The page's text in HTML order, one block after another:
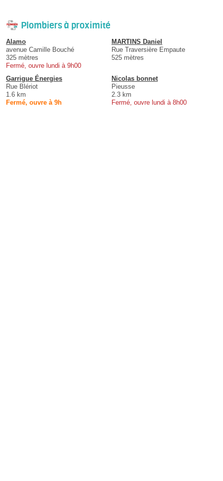
Plombiers à proximité
Alamo
avenue Camille Bouché
325 mètres
Fermé, ouvre lundi à 9h00
MARTINS Daniel
Rue Traversière Empaute
525 mètres
Garrigue Énergies
Rue Blériot
1.6 km
Fermé, ouvre à 9h
Nicolas bonnet
Pieusse
2.3 km
Fermé, ouvre lundi à 8h00